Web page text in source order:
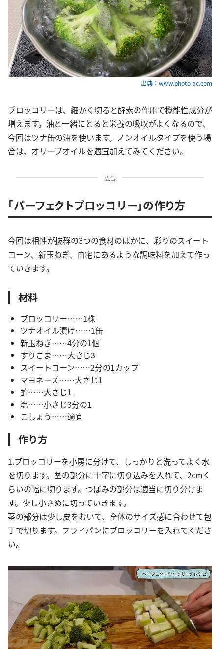
出典：www.photo-ac.com
ブロッコリーは、細かく切ると酵素の作用で機能性成分が
増えます。油と一緒にとると栄養の吸収がよくなるので、
今回はツナ缶の油を使います。ノンオイルタイプを使う場
合は、オリーブオイルを適宜加えてみてください。
広告
「パーフェクトブロッコリー」の作り方
今回は相性が抜群の3つの食材のほかに、彩りのスイート
コーン、新玉ねぎ、自宅にあるような調味料を加えて作っ
ていきます。
材料
ブロッコリー……1株
ツナオイル漬け……1缶
新玉ねぎ……4分の1個
すりごま……大さじ3
スイートコーン……2分の1カップ
マヨネーズ……大さじ1
酢……大さじ1
塩……小さじ3分の1
こしょう……適宜
作り方
1.ブロッコリーを小房に分けて、しっかりと洗ってよく水
を切ります。茎の部分に十字に切り込みを入れて、2cmく
らいの幅に切ります。つぼみの部分は適当に切り分けま
す。少し小さめに切っていきます。
茎の部分は少し皮をむいて、全体のサイズ感に合わせて包
丁で切ります。フライパンにブロッコリーを入れてくださ
い。